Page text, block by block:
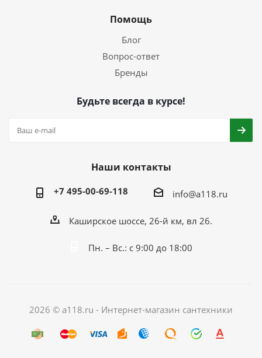
Помощь
Блог
Вопрос-ответ
Бренды
Будьте всегда в курсе!
Наши контакты
+7 495-00-69-118 info@a118.ru
Каширское шоссе, 26-й км, вл 26.
Пн. – Вс.: с 9:00 до 18:00
2026 © a118.ru - Интернет-магазин сантехники